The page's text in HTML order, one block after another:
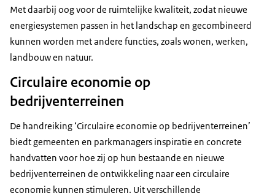
Met daarbij oog voor de ruimtelijke kwaliteit, zodat nieuwe
energiesystemen passen in het landschap en gecombineerd
kunnen worden met andere functies, zoals wonen, werken,
landbouw en natuur.
Circulaire economie op
bedrijventerreinen
De handreiking ‘Circulaire economie op bedrijventerreinen’
biedt gemeenten en parkmanagers inspiratie en concrete
handvatten voor hoe zij op hun bestaande en nieuwe
bedrijventerreinen de ontwikkeling naar een circulaire
economie kunnen stimuleren. Uit verschillende